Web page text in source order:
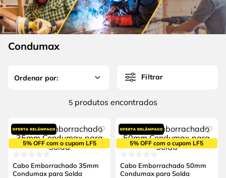
Condumax
Filtrar
5 produtos
5% OFF com o cupom LF5
Cabo Emborrachado 35mm
Condumax para Solda
5% OFF com o cupom LF5
Cabo Emborrachado 50mm
Condumax para Solda
6º serra copo
7º luva
8º fio
chave impacto
4 º escada
5º serra circular
º serra copo
fio